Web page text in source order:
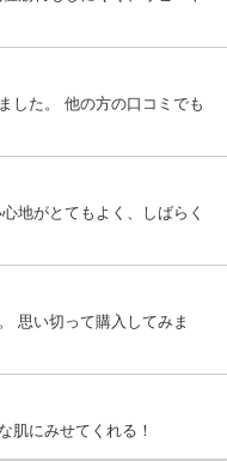
した。 他の方の口コミでも
地がとてもよく、しばらく
思い切って購入してみま
肌にみせてくれる！